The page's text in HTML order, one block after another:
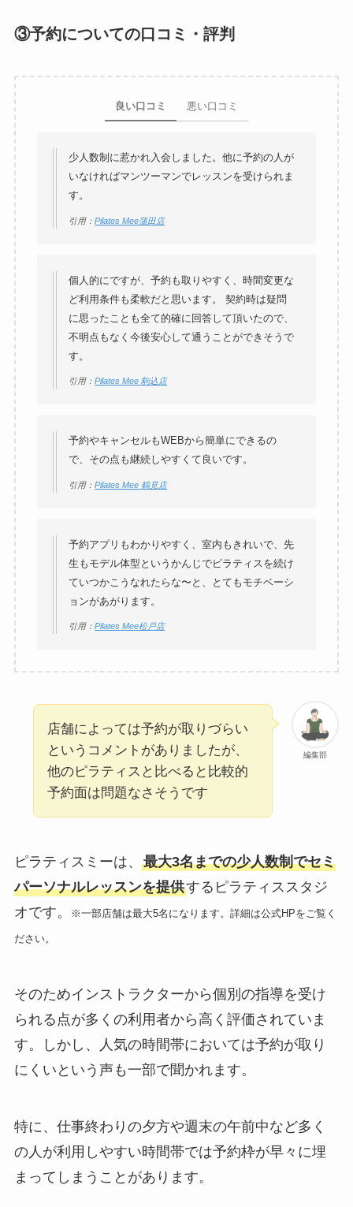
③予約についての口コミ・評判
良い口コミ 悪い口コミ
少人数制に惹かれ入会しました。他に予約の人が
いなければマンツーマンでレッスンを受けられま
す。
引用：Pilates Mee蒲田店
個人的にですが、予約も取りやすく、時間変更な
ど利用条件も柔軟だと思います。 契約時は疑問
に思ったことも全て的確に回答して頂いたので、
不明点もなく今後安心して通うことができそうで
す。
引用：Pilates Mee 駒込店
予約やキャンセルもWEBから簡単にできるの
で、その点も継続しやすくて良いです。
引用：Pilates Mee 鶴見店
予約アプリもわかりやすく、室内もきれいで、先
生もモデル体型というかんじでピラティスを続け
ていつかこうなれたらな〜と、とてもモチベーシ
ョンがあがります。
引用：Pilates Mee松戸店
編集部
店舗によっては予約が取りづらい
というコメントがありましたが、
他のピラティスと比べると比較的
予約面は問題なさそうです
ピラティスミーは、 最大3名までの少人数制でセミ
パーソナルレッスンを提供するピラティススタジ
オです。
※一部店舗は最大5名になります。詳細は公式HPをご覧く
ださい。
そのためインストラクターから個別の指導を受け
られる点が多くの利用者から高く評価されていま
す。しかし、人気の時間帯においては予約が取り
にくいという声も一部で聞かれます。
特に、仕事終わりの夕方や週末の午前中など多く
の人が利用しやすい時間帯では予約枠が早々に埋
まってしまうことがあります。